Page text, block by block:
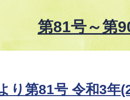
第81号～第
り第81号 令和3年